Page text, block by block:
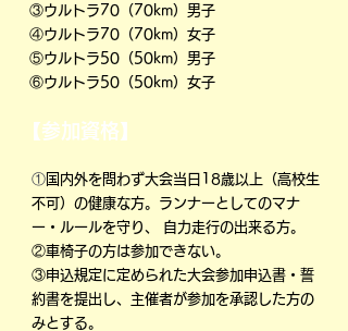
③ウルトラ70（70km）男子
④ウルトラ70（70km）女子
⑤ウルトラ50（50km）男子
⑥ウルトラ50（50km）女子
【参加資格】
①国内外を問わず大会当日18歳以上（高校生
不可）の健康な方。ランナーとしてのマナ
ー・ルールを守り、 自力走行の出来る方。
②車椅子の方は参加できない。
③申込規定に定められた大会参加申込書・誓
約書を提出し、主催者が参加を承認した方の
みとする。